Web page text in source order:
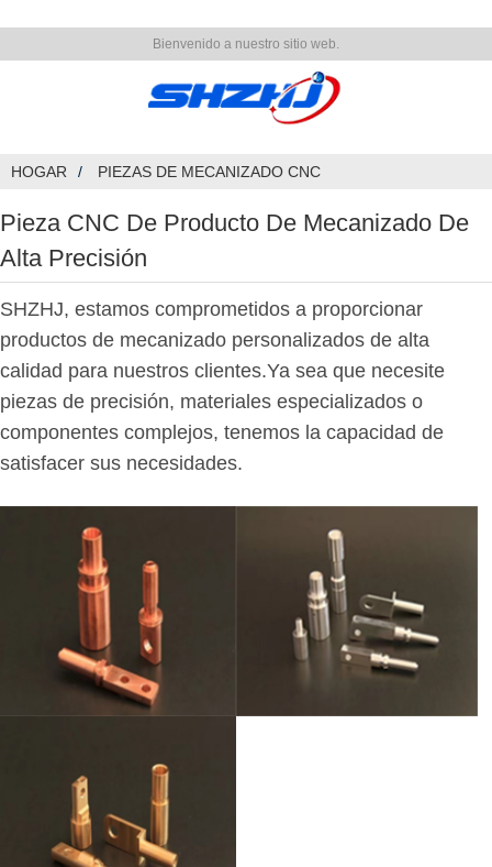
Bienvenido a nuestro sitio web.
HOGAR PIEZAS DE MECANIZADO CNC
Pieza CNC De Producto De Mecanizado De
Alta Precisión
SHZHJ, estamos comprometidos a proporcionar
productos de mecanizado personalizados de alta
calidad para nuestros clientes.Ya sea que necesite
piezas de precisión, materiales especializados o
componentes complejos, tenemos la capacidad de
satisfacer sus necesidades.